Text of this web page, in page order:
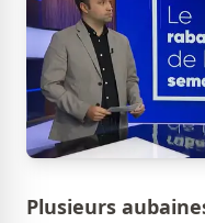
Plusieurs